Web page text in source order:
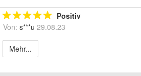
Positiv
Von: s***u 29.08.23
Mehr...